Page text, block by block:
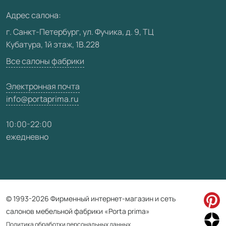
Видео
Карта сайта
Адрес салона:
г. Санкт-Петербург, ул. Фучика, д. 9, ТЦ
Кубатура, 1й этаж, 1В.228
Все салоны фабрики
Электронная почта
info@portaprima.ru
10:00-22:00
ежедневно
© 1993-2026 Фирменный интернет-магазин и сеть
салонов мебельной фабрики «Porta prima»
Политика обработки персональных данных